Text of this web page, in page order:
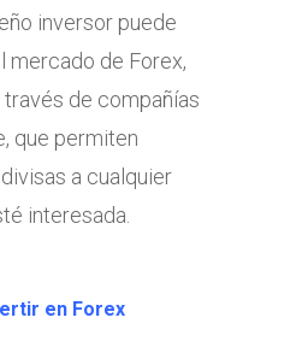
inversor puede
mercado de Forex,
de compañías
que permiten
a cualquier
interesada.
en Forex